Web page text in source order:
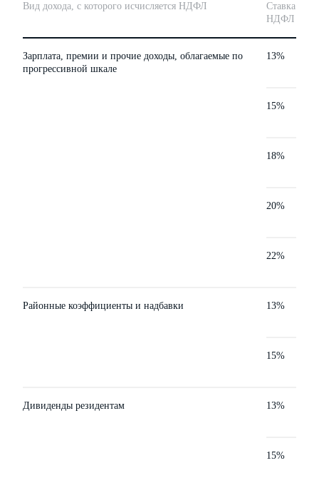
Вид дохода, с которого исчисляется НДФЛ
Ставка
НДФЛ
Зарплата, премии и прочие доходы, облагаемые по
прогрессивной шкале
13%
15%
18%
20%
22%
Районные коэффициенты и надбавки 13%
15%
Дивиденды резидентам 13%
15%